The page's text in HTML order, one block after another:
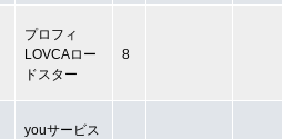
プロフィ
LOVCAロー
ドスター
8
youサービス